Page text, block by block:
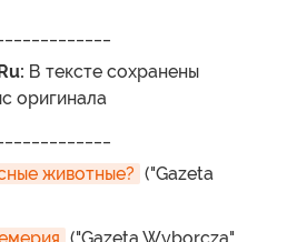
В тексте сохранены
оригинала
животные? ("Gazeta